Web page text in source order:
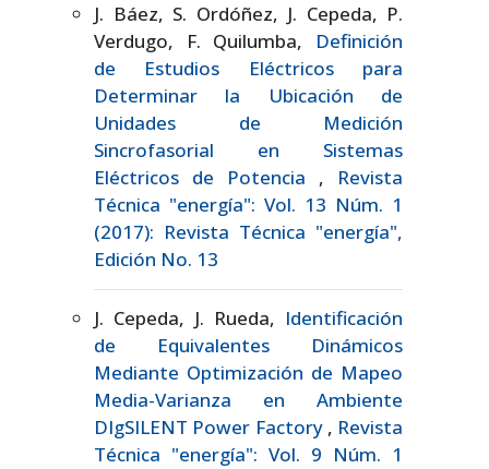
J. Báez, S. Ordóñez, J. Cepeda, P.
Verdugo, F. Quilumba, Definición
de Estudios Eléctricos para
Determinar la Ubicación de
Unidades de Medición
Sincrofasorial en Sistemas
Eléctricos de Potencia , Revista
Técnica "energía": Vol. 13 Núm. 1
(2017): Revista Técnica "energía",
Edición No. 13
J. Cepeda, J. Rueda, Identificación
de Equivalentes Dinámicos
Mediante Optimización de Mapeo
Media-Varianza en Ambiente
DIgSILENT Power Factory , Revista
Técnica "energía": Vol. 9 Núm. 1